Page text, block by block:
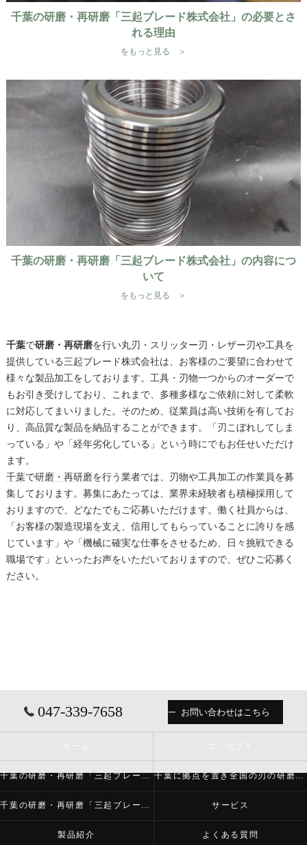
千葉の研磨・再研磨「三起ブレード株式会社」の必要とさ
れる理由
をもっと見る ＞
千葉の研磨・再研磨「三起ブレード株式会社」の内容につ
いて
をもっと見る ＞
千葉で研磨・再研磨を行い丸刃・スリッター刃・レザー刃や工具を
提供している三起ブレード株式会社は、お客様のご要望に合わせて
様々な製品加工をしております。工具・刃物一つからのオーダーで
もお引き受けしており、これまで、多種多様なご依頼に対して柔軟
に対応してまいりました。そのため、従業員は高い技術を有してお
り、高品質な製品を納品することができます。「刃こぼれしてしま
っている」や「経年劣化している」という時にでもお任せいただけ
ます。
千葉で研磨・再研磨を行う業者では、刃物や工具加工の作業員を募
集しております。募集にあたっては、業界未経験者も積極採用して
おりますので、どなたでもご応募いただけます。働く社員からは、
「お客様の製造現場を支え、信用してもらっていることに誇りを感
じています」や「機械に確実な仕事をさせるため、日々挑戦できる
職場です」といったお声をいただいておりますので、ぜひご応募く
ださい。
047-339-7658 お問い合わせはこちら
千葉の研磨・再研磨「三起ブレード株式会社」について 千葉に拠点を置き全国の刃の研磨・再研磨をする「三起ブレード株式会社」が必要とされる理由
千葉の研磨・再研磨「三起ブレード株式会社」の内容について サービス
製品紹介 よくある質問